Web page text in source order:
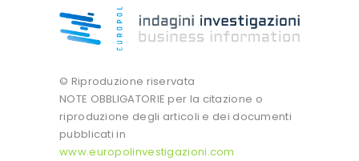
© Riproduzione riservata
NOTE OBBLIGATORIE per la citazione o
riproduzione degli articoli e dei documenti
pubblicati in
www.europolinvestigazioni.com